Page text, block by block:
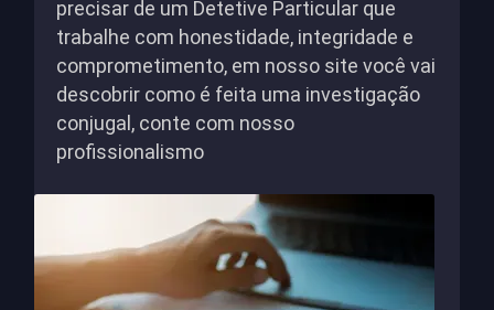
precisar de um Detetive Particular que
trabalhe com honestidade, integridade e
comprometimento, em nosso site você vai
descobrir como é feita uma investigação
conjugal, conte com nosso
profissionalismo